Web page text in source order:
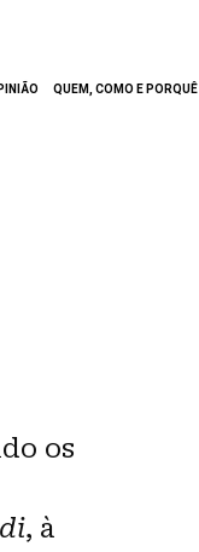
QUEM, COMO E PORQUÊ
os
, à